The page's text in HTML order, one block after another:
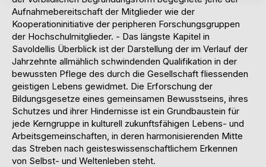
Aufnahmebereitschaft der Mitglieder wie der
Kooperationinitiative der peripheren Forschungsgruppen
der Hochschulmitglieder. - Das längste Kapitel in
Savoldellis Überblick ist der Darstellung der im Verlauf der
Jahrzehnte allmählich schwindenden Qualifikation in der
bewussten Pflege des durch die Gesellschaft fliessenden
geistigen Lebens gewidmet. Die Erforschung der
Bildungsgesetze eines gemeinsamen Bewusstseins, ihres
Schutzes und ihrer Hindernisse ist ein Grundbaustein für
jede Kerngruppe in kulturell zukunftsfähigen Lebens- und
Arbeitsgemeinschaften, in deren harmonisierenden Mitte
das Streben nach geisteswissenschaftlichem Erkennen
von Selbst- und Weltenleben steht.